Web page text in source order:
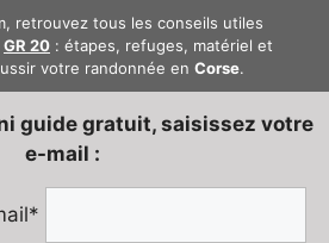
retrouvez tous les conseils utiles
GR 20 : étapes, refuges, matériel et
votre randonnée en Corse.
guide gratuit, saisissez votre
e-mail :